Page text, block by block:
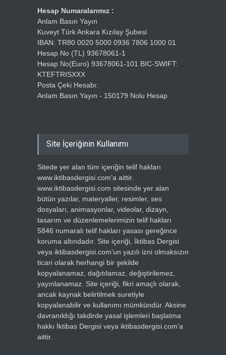
Hesap Numaralarımız :
Anlam Basın Yayın
Kuveyt Türk Ankara Kızılay Şubesi
IBAN: TR80 0020 5000 0936 7806 1000 01
Hesap No (TL) 93678061-1
Hesap No(Euro) 93678061-101 BIC-SWIFT:
KTEFTRISXXX
Posta Çeki Hesabı:
Anlam Basın Yayın - 150179 Nolu Hesap
Site İçeriğinin Kullanımı
Sitede yer alan tüm içeriğin telif hakları
www.iktibasdergisi.com’a aittir.
www.iktibasdergisi.com sitesinde yer alan
bütün yazılar, materyaller, resimler, ses
dosyaları, animasyonlar, videolar, dizayn,
tasarım ve düzenlemelerimizin telif hakları
5846 numaralı telif hakları yasası gereğince
koruma altındadır. Site içeriği, İktibas Dergisi
veya iktibasdergisi.com’un yazılı izni olmaksızın
ticari olarak herhangi bir şekilde
kopyalanamaz, dağıtılamaz, değiştirilemez,
yayınlanamaz. Site içeriği, fikri amaçlı olarak,
ancak kaynak belirtilmek suretiyle
kopyalanabilir ve kullanımı mümkündür. Aksine
davranıldığı takdirde yasal işlemleri başlatma
hakkı İktibas Dergisi veya iktibasdergisi.com’a
aittir.